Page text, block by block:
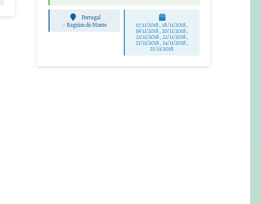
Portugal
- Baguim do Monte 17/11/2018, 18/11/2018,
19/11/2018, 20/11/2018,
21/11/2018, 22/11/2018,
23/11/2018, 24/11/2018,
25/11/2018